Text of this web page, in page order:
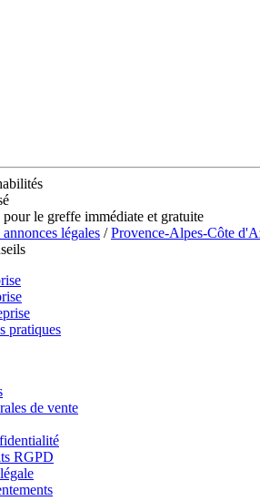
le greffe immédiate et gratuite
légales /Provence-Alpes-Côte
pratiques
de vente
RGPD